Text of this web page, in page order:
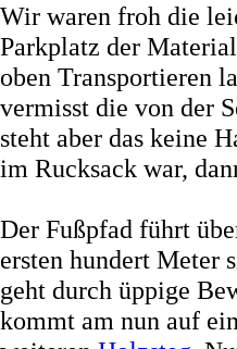
Wir waren froh die
Parkplatz der
oben Transportieren
vermisst die von der
steht aber das keine
im Rucksack war,
Der Fußpfad führt
ersten hundert Meter
geht durch üppige
kommt am nun auf